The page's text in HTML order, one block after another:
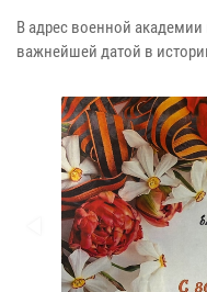
В адрес военной
важнейшей датой в